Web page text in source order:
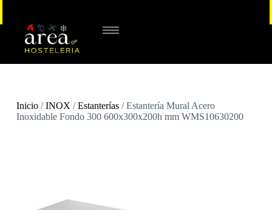
Inicio/INOX /Estanterías/ Estantería Mural Acero
Inoxidable Fondo 300 600x300x200h mm WMS10630200